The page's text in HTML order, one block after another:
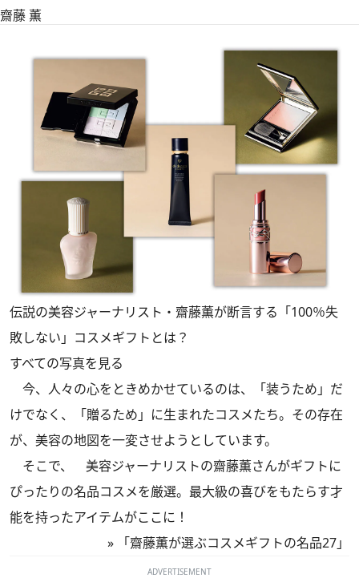
齋藤 薫
伝説の美容ジャーナリスト・齋藤薫が断言する「100％失
敗しない」コスメギフトとは？
すべての写真を見る
今、人々の心をときめかせているのは、「装うため」だ
けでなく、「贈るため」に生まれたコスメたち。その存在
が、美容の地図を一変させようとしています。
そこで、 美容ジャーナリストの齋藤薫さんがギフトに
ぴったりの名品コスメを厳選。最大級の喜びをもたらす才
能を持ったアイテムがここに！
»
「齋藤薫が選ぶコスメギフトの名品27」
ADVERTISEMENT